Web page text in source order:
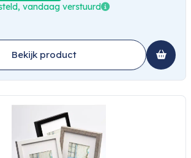
vandaag verstuurd
Bekijk product